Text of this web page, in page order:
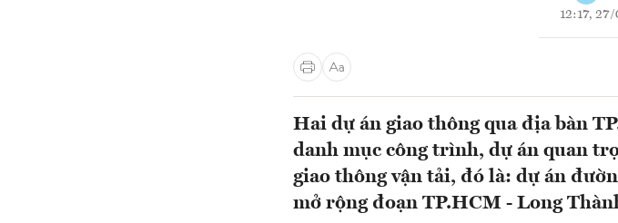
12:17,
Hai dự án giao thông qua địa bàn
danh mục công trình, dự án quan
giao thông vận tải, đó là: dự án
mở rộng đoạn TP.HCM - Long